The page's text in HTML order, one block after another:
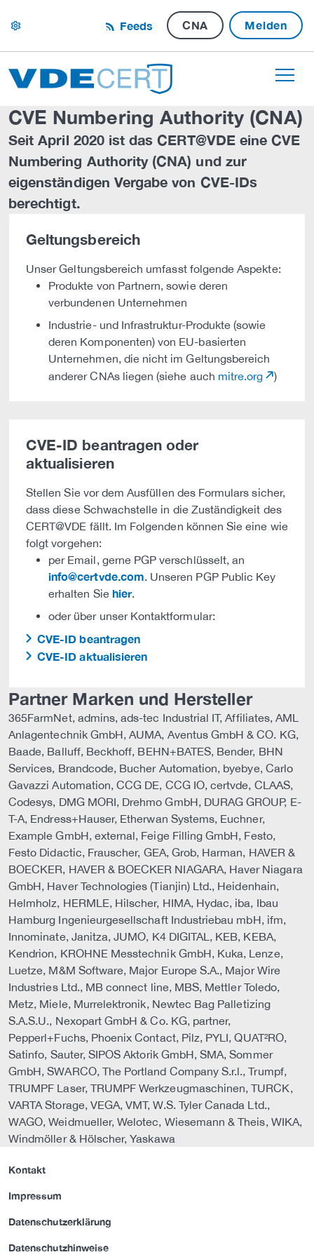
settings Feeds CNA Melden
CVE Numbering Authority (CNA)
Seit April 2020 ist das CERT@VDE eine CVE
Numbering Authority (CNA) und zur
eigenständigen Vergabe von CVE-IDs
berechtigt.
Geltungsbereich
Unser Geltungsbereich umfasst folgende Aspekte:
Produkte von Partnern, sowie deren
verbundenen Unternehmen
Industrie- und Infrastruktur-Produkte (sowie
deren Komponenten) von EU-basierten
Unternehmen, die nicht im Geltungsbereich
anderer CNAs liegen (siehe auch mitre.org )
CVE-ID beantragen oder
aktualisieren
Stellen Sie vor dem Ausfüllen des Formulars sicher,
dass diese Schwachstelle in die Zuständigkeit des
CERT@VDE fällt. Im Folgenden können Sie eine wie
folgt vorgehen:
per Email, gerne PGP verschlüsselt, an
info@certvde.com. Unseren PGP Public Key
erhalten Sie hier.
oder über unser Kontaktformular:
CVE-ID beantragen
CVE-ID aktualisieren
Partner Marken und Hersteller
365FarmNet, admins, ads-tec Industrial IT, Affiliates, AML
Anlagentechnik GmbH, AUMA, Aventus GmbH & CO. KG,
Baade, Balluff, Beckhoff, BEHN+BATES, Bender, BHN
Services, Brandcode, Bucher Automation, byebye, Carlo
Gavazzi Automation, CCG DE, CCG IO, certvde, CLAAS,
Codesys, DMG MORI, Drehmo GmbH, DURAG GROUP, E-
T-A, Endress+Hauser, Etherwan Systems, Euchner,
Example GmbH, external, Feige Filling GmbH, Festo,
Festo Didactic, Frauscher, GEA, Grob, Harman, HAVER &
BOECKER, HAVER & BOECKER NIAGARA, Haver Niagara
GmbH, Haver Technologies (Tianjin) Ltd., Heidenhain,
Helmholz, HERMLE, Hilscher, HIMA, Hydac, iba, Ibau
Hamburg Ingenieurgesellschaft Industriebau mbH, ifm,
Innominate, Janitza, JUMO, K4 DIGITAL, KEB, KEBA,
Kendrion, KROHNE Messtechnik GmbH, Kuka, Lenze,
Luetze, M&M Software, Major Europe S.A., Major Wire
Industries Ltd., MB connect line, MBS, Mettler Toledo,
Metz, Miele, Murrelektronik, Newtec Bag Palletizing
S.A.S.U., Nexopart GmbH & Co. KG, partner,
Pepperl+Fuchs, Phoenix Contact, Pilz, PYLI, QUAT²RO,
Satinfo, Sauter, SIPOS Aktorik GmbH, SMA, Sommer
GmbH, SWARCO, The Portland Company S.r.l., Trumpf,
TRUMPF Laser, TRUMPF Werkzeugmaschinen, TURCK,
VARTA Storage, VEGA, VMT, W.S. Tyler Canada Ltd.,
WAGO, Weidmueller, Welotec, Wiesemann & Theis, WIKA,
Windmöller & Hölscher, Yaskawa
Kontakt
Impressum
Datenschutzerklärung
Datenschutzhinweise